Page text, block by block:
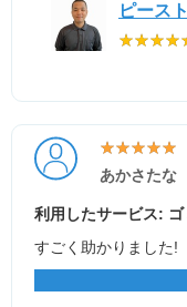
ピース
★★★★★
★★★★★
あかさたな
利用したサービス:
すごく助かりました!